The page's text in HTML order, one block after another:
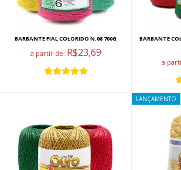
BARBANTE FIAL COLORIDO N.06 700G
a partir de: R$23,69
BARBANTE
a
LANÇAMENTO